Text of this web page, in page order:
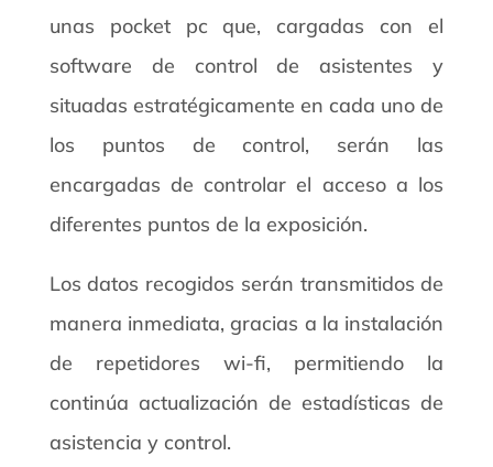
unas pocket pc que, cargadas con el
software de control de asistentes y
situadas estratégicamente en cada uno de
los puntos de control, serán las
encargadas de controlar el acceso a los
diferentes puntos de la exposición.
Los datos recogidos serán transmitidos de
manera inmediata, gracias a la instalación
de repetidores wi-fi, permitiendo la
continúa actualización de estadísticas de
asistencia y control.